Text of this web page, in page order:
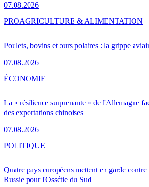
07.08.2026
Poulets, bovins et ours polaires : la grippe
07.08.2026
PROAGRICULTURE & ALIMENTATION
La « résilience surprenante » de l'Allemagne
des exportations chinoises
07.08.2026
ÉCONOMIE
Quatre pays européens mettent en garde contre
Russie pour l'Ossétie du Sud
POLITIQUE